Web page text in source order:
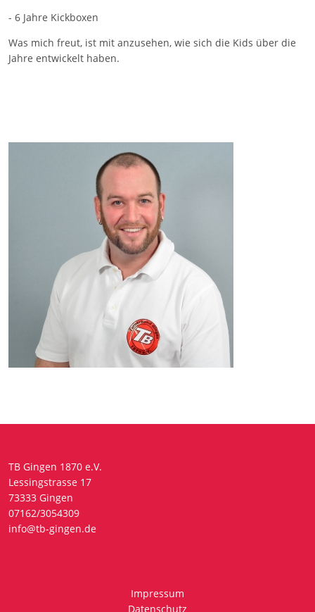
- 6 Jahre Kickboxen
Was mich freut, ist mit anzusehen, wie sich die Kids über die
Jahre entwickelt haben.
TB Gingen 1870 e.V.
Lessingstrasse 17
73333 Gingen
07162/3054309
info@tb-gingen.de
Impressum
Datenschutz